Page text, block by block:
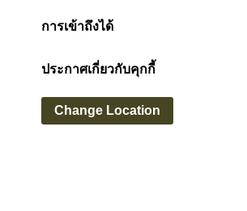
การเข้าถึงได้
ประกาศเกี่ยวกับคุกกี้
Change Location